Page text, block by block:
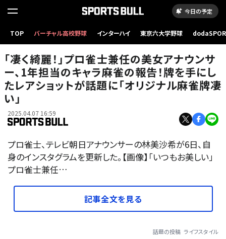
今日の予定
TOP バーチャル高校野球 インターハイ 東京六大学野球
「凄く綺麗！」プロ雀士兼任の美女アナウンサ
ー、1年担当のキャラ麻雀の報告！牌を手にし
たレアショットが話題に「オリジナル麻雀牌凄
い」
2025.04.07 16:59
プロ雀士、テレビ朝日アナウンサーの林美沙希が6日、自
身のインスタグラムを更新した。【画像】「いつもお美しい」
プロ雀士兼任…
記事全文を見る
話題の投稿 ライフスタイル